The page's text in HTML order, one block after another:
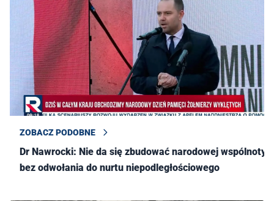
ZOBACZ PODOBNE
Dr Nawrocki: Nie da się zbudować narodowej wspólnoty
bez odwołania do nurtu niepodległościowego